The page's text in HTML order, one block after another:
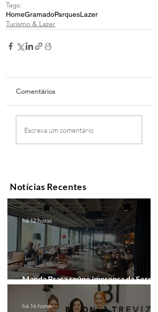
Tags:
HomeGramadoParquesLazer
Turismo & Lazer
Comentários
Escreva um comentário
Notícias Recentes
Manda Brasa reúne imprensa da Serra
Gaúcha para falar de expansão
há 12 horas
há 16 horas